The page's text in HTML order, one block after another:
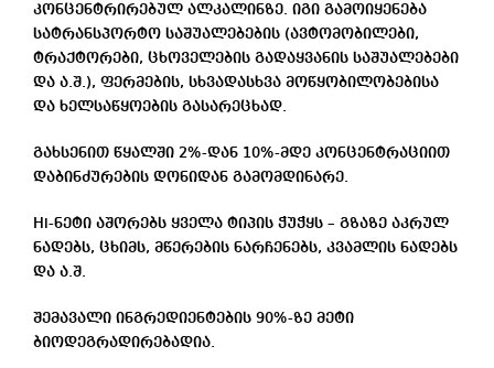
კონცენტრირებულ ალკალინზე. იგი გამოიყენება
სატრანსპორტო საშუალებების (ავტომობილები,
ტრაქტორები, ცხოველების გადაყვანის საშუალებები
და ა.შ.), ფერმების, სხვადასხვა მოწყობილობებისა
და ხელსაწყოების გასარეცხად.
გახსენით წყალში 2%-დან 10%-მდე კონცენტრაციით
დაბინძურების დონიდან გამომდინარე.
Hi-ნეტი აშორებს ყველა ტიპის ჭუჭყს – გზაზე აკრულ
ნადებს, ცხიმს, მწერების ნარჩენებს, კვამლის ნადებს
და ა.შ.
შემავალი ინგრედიენტების 90%-ზე მეტი
ბიოდეგრადირებადია.